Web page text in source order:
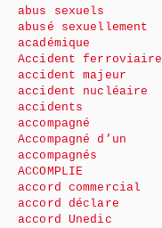
abus sexuels
abusé sexuellement
académique
Accident ferroviaire
accident majeur
accident nucléaire
accidents
accompagné
Accompagné d’un
accompagnés
ACCOMPLIE
accord commercial
accord déclare
accord Unedic